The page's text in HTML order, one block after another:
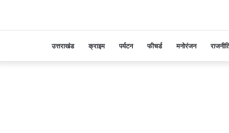
उत्तराखंड क्राइम पर्यटन फीचर्ड मनोरंजन